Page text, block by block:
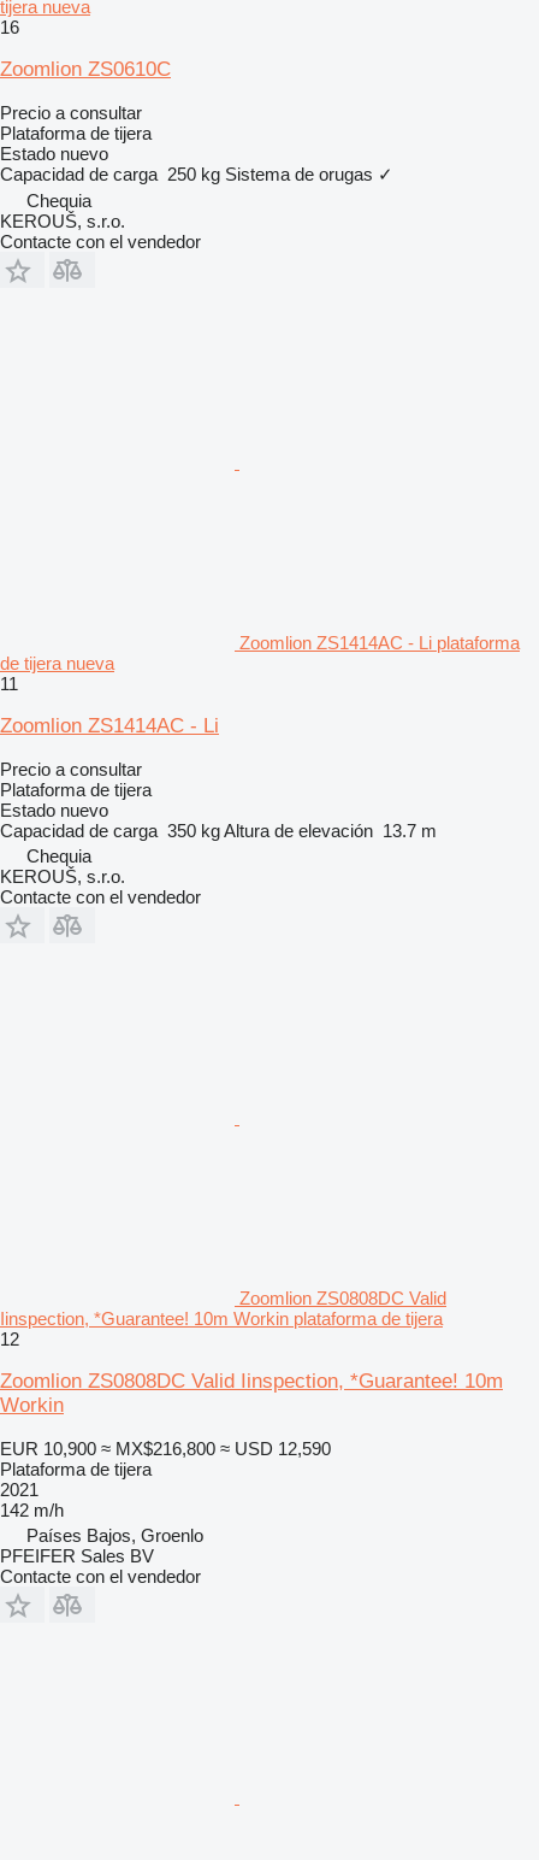
tijera nueva
16
Zoomlion ZS0610C
Precio a consultar
Plataforma de tijera
Estado nuevo
Capacidad de carga 250 kg Sistema de orugas ✓
Chequia
KEROUŠ, s.r.o.
Contacte con el vendedor
Zoomlion ZS1414AC - Li plataforma
de tijera nueva
11
Zoomlion ZS1414AC - Li
Precio a consultar
Plataforma de tijera
Estado nuevo
Capacidad de carga 350 kgAltura de elevación 13.7 m
Chequia
KEROUŠ, s.r.o.
Contacte con el vendedor
Zoomlion ZS0808DC Valid
Iinspection, *Guarantee! 10m Workin plataforma de tijera
12
Zoomlion ZS0808DC Valid Iinspection, *Guarantee! 10m
Workin
EUR 10,900 ≈ MX$216,800 ≈ USD 12,590
Plataforma de tijera
2021
142 m/h
Países Bajos, Groenlo
PFEIFER Sales BV
Contacte con el vendedor